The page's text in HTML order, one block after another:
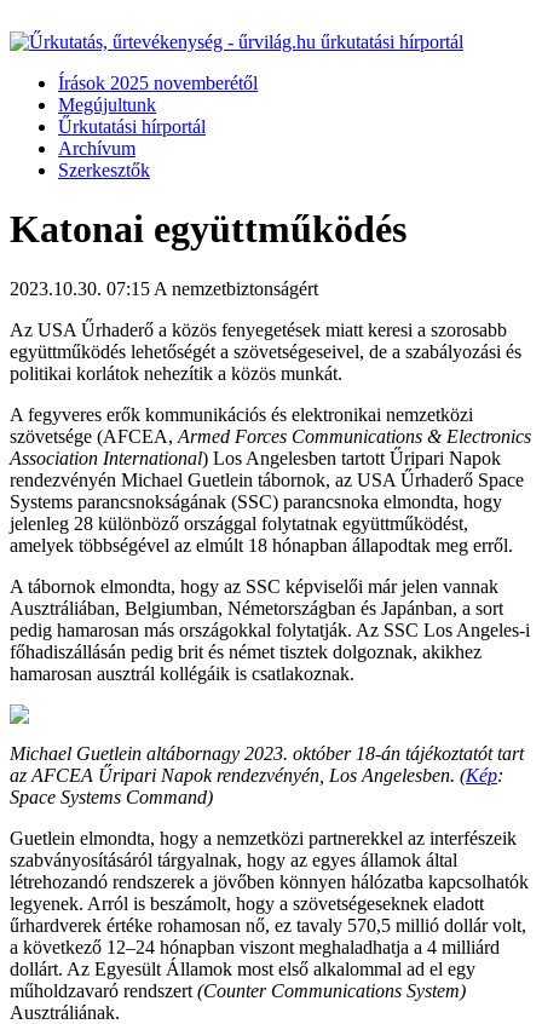
Írások 2025 novemberétől
Megújultunk
Űrkutatási hírportál
Archívum
Szerkesztők
Katonai együttműködés
2023.10.30. 07:15 A nemzetbiztonságért
Az USA Űrhaderő a közös fenyegetések miatt keresi a szorosabb
együttműködés lehetőségét a szövetségeseivel, de a szabályozási és
politikai korlátok nehezítik a közös munkát.
A fegyveres erők kommunikációs és elektronikai nemzetközi
szövetsége (AFCEA, Armed Forces Communications & Electronics
Association International) Los Angelesben tartott Űripari Napok
rendezvényén Michael Guetlein tábornok, az USA Űrhaderő Space
Systems parancsnokságának (SSC) parancsnoka elmondta, hogy
jelenleg 28 különböző országgal folytatnak együttműködést,
amelyek többségével az elmúlt 18 hónapban állapodtak meg erről.
A tábornok elmondta, hogy az SSC képviselői már jelen vannak
Ausztráliában, Belgiumban, Németországban és Japánban, a sort
pedig hamarosan más országokkal folytatják. Az SSC Los Angeles-i
főhadiszállásán pedig brit és német tisztek dolgoznak, akikhez
hamarosan ausztrál kollégáik is csatlakoznak.
Michael Guetlein altábornagy 2023. október 18-án tájékoztatót tart
az AFCEA Űripari Napok rendezvényén, Los Angelesben. (Kép:
Space Systems Command)
Guetlein elmondta, hogy a nemzetközi partnerekkel az interfészeik
szabványosításáról tárgyalnak, hogy az egyes államok által
létrehozandó rendszerek a jövőben könnyen hálózatba kapcsolhatók
legyenek. Arról is beszámolt, hogy a szövetségeseknek eladott
űrhardverek értéke rohamosan nő, ez tavaly 570,5 millió dollár volt,
a következő 12–24 hónapban viszont meghaladhatja a 4 milliárd
dollárt. Az Egyesült Államok most első alkalommal ad el egy
műholdzavaró rendszert (Counter Communications System)
Ausztráliának.